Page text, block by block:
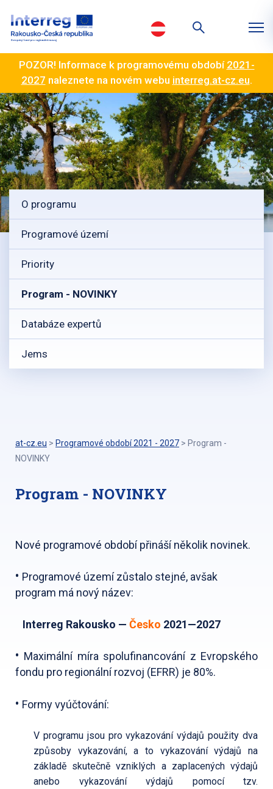
POZOR! Informace k programovému období 2021-
2027 naleznete na novém webu interreg.at-cz.eu.
O programu
Programové území
Priority
Program - NOVINKY
Databáze expertů
Jems
at-cz.eu > Programové období 2021 - 2027 > Program -
NOVINKY
Program - NOVINKY
Nové programové období přináší několik novinek.
• Programové území zůstalo stejné, avšak
program má nový název:
Interreg Rakousko — Česko 2021—2027
• Maximální míra spolufinancování z Evropského
fondu pro regionální rozvoj (EFRR) je 80%.
• Formy vyúčtování:
V programu jsou pro vykazování výdajů použity dva
způsoby vykazování, a to vykazování výdajů na
základě skutečně vzniklých a zaplacených výdajů
anebo vykazování výdajů pomocí tzv.